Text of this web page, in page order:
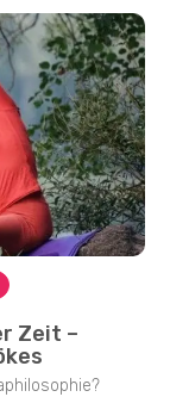
Zeit –